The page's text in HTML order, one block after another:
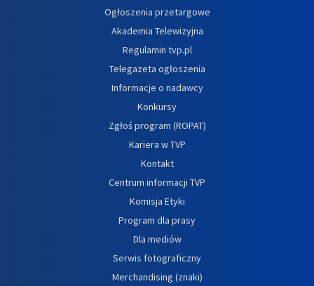
Ogłoszenia przetargowe
Akademia Telewizyjna
Regulamin tvp.pl
Telegazeta ogłoszenia
Informacje o nadawcy
Konkursy
Zgłoś program (ROPAT)
Kariera w TVP
Kontakt
Centrum informacji TVP
Komisja Etyki
Program dla prasy
Dla mediów
Serwis fotograficzny
Merchandising (znaki)